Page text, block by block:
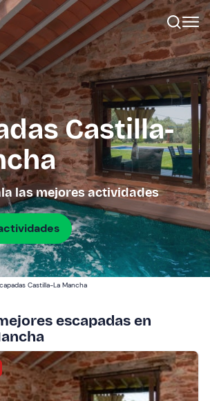
Castilla-
las mejores actividades
Castilla-La Mancha
escapadas en